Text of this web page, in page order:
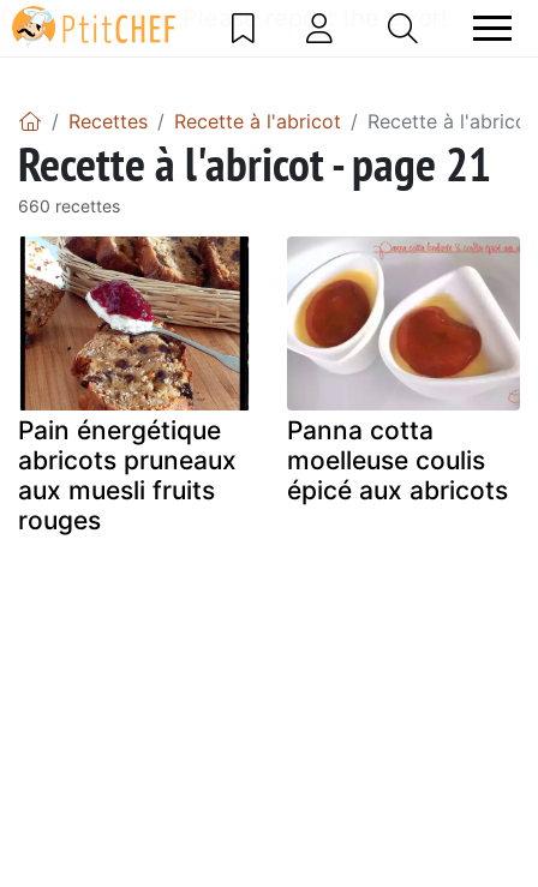
DataBase Error! Please report the error!
Recettes Recette à l'abricot Recette à
Recette à l'abricot - page 21
660 recettes
Pain énergétique
abricots pruneaux
aux muesli fruits
rouges
Panna cotta
moelleuse coulis
épicé aux abricots